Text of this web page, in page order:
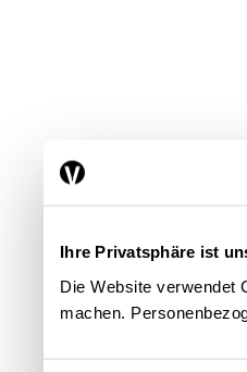
Ihre Privatsphäre ist
Die Website verwendet
machen.